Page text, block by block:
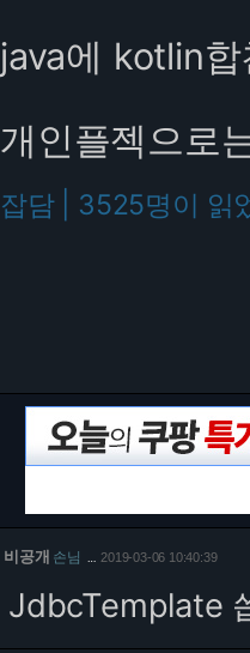
java에 kotlin합
개인플젝으로
잡담 | 3525명이 읽
비공개 손님 2019-03-06 10:40:39
JdbcTemplate